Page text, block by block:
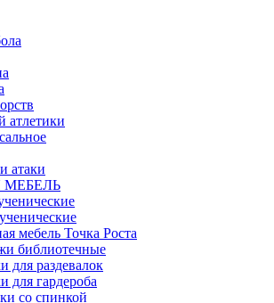
атлетики
атаки
мебель Точка Роста
библиотечные
для раздевалок
для гардероба
со спинкой